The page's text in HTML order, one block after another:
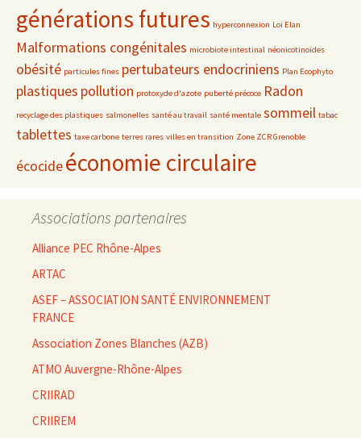
générations futures hyperconnexion Loi Elan
Malformations congénitales microbiote intestinal néonicotinoïdes
obésité particules fines pertubateurs endocriniens Plan Ecophyto
plastiques pollution protoxyde d'azote puberté précoce Radon
recyclage des plastiques salmonelles santé au travail santé mentale sommeil tabac
tablettes taxe carbone terres rares villes en transition Zone ZCR Grenoble
écocideéconomie circulaire
Associations partenaires
Alliance PEC Rhône-Alpes
ARTAC
ASEF – ASSOCIATION SANTÉ ENVIRONNEMENT
FRANCE
Association Zones Blanches (AZB)
ATMO Auvergne-Rhône-Alpes
CRIIRAD
CRIIREM